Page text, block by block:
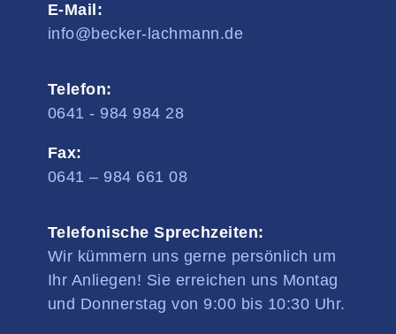
E-Mail:
info@becker-lachmann.de
Telefon:
0641 - 984 984 28
Fax:
0641 – 984 661 08
Telefonische Sprechzeiten:
Wir kümmern uns gerne persönlich um
Ihr Anliegen! Sie erreichen uns Montag
und Donnerstag von 9:00 bis 10:30 Uhr.